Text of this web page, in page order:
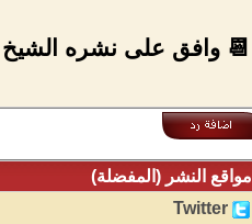
📆 وافق على نشره
مواقع النشر (المفضلة)
Twitter